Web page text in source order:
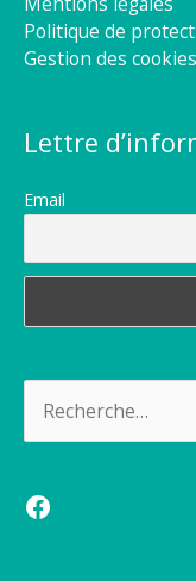
Politique de
Gestion des cookies
Lettre
Email
Facebook